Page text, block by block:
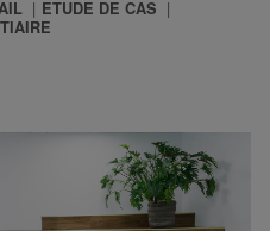
ETUDE DE CAS